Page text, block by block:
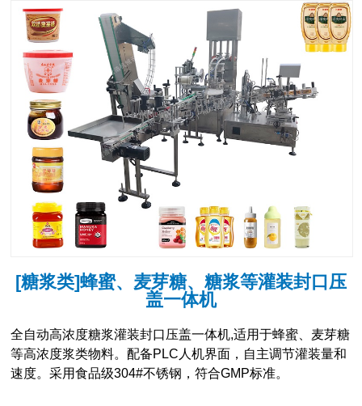
[糖浆类]蜂蜜、麦芽糖、糖浆等灌装封口压
盖一体机
全自动高浓度糖浆灌装封口压盖一体机,适用于蜂蜜、麦芽糖
等高浓度浆类物料。配备PLC人机界面，自主调节灌装量和
速度。采用食品级304#不锈钢，符合GMP标准。